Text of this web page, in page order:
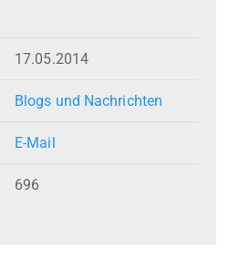
17.05.2014
Blogs und Nachrichten
E-Mail
696